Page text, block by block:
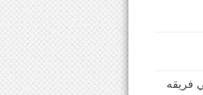
فريقه